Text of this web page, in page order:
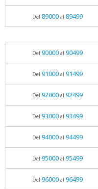
Del 89000al 89499
Del 90000al 90499
Del 91000al 91499
Del 92000al 92499
Del 93000al 93499
Del 94000al 94499
Del 95000al 95499
Del 96000al 96499